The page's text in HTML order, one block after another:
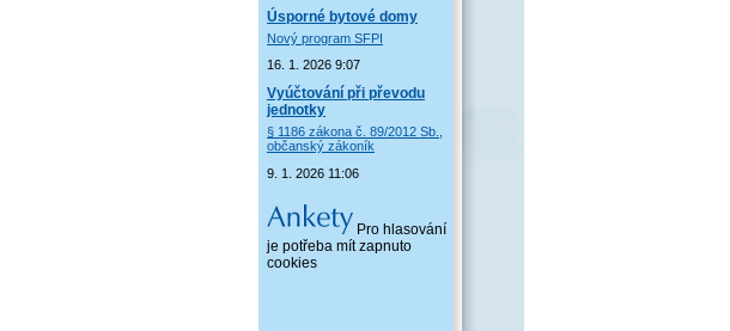
Úsporné bytové domy
Nový program SFPI
16. 1. 2026 9:07
Vyúčtování při převodu
jednotky
§ 1186 zákona č. 89/2012 Sb.,
občanský zákoník
9. 1. 2026 11:06
Pro hlasování
je potřeba mít zapnuto
cookies